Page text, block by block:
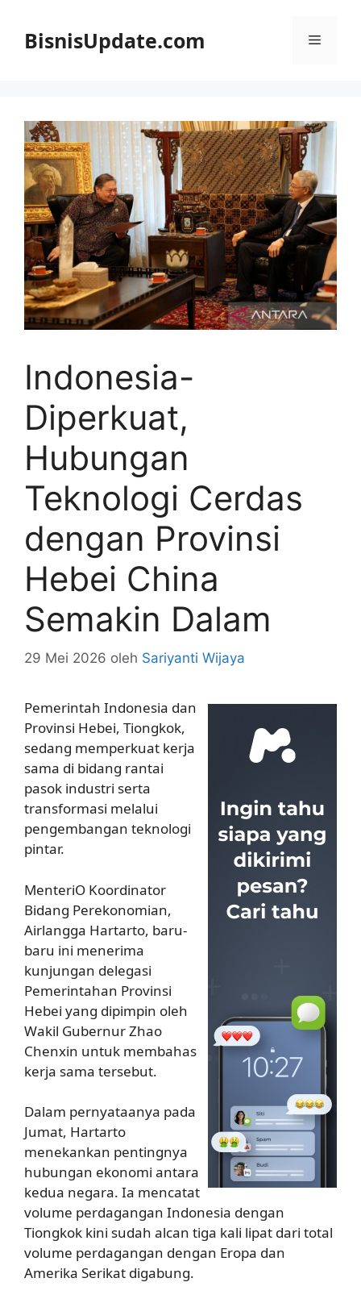
BisnisUpdate.com Menu
Indonesia-
Diperkuat,
Hubungan
Teknologi Cerdas
dengan Provinsi
Hebei China
Semakin Dalam
29 Mei 2026 oleh Sariyanti Wijaya
Pemerintah Indonesia dan
Provinsi Hebei, Tiongkok,
sedang memperkuat kerja
sama di bidang rantai
pasok industri serta
transformasi melalui
pengembangan teknologi
pintar.
MenteriO Koordinator
Bidang Perekonomian,
Airlangga Hartarto, baru-
baru ini menerima
kunjungan delegasi
Pemerintahan Provinsi
Hebei yang dipimpin oleh
Wakil Gubernur Zhao
Chenxin untuk membahas
kerja sama tersebut.
Dalam pernyataanya pada
Jumat, Hartarto
menekankan pentingnya
hubungan ekonomi antara
kedua negara. Ia mencatat
volume perdagangan Indonesia dengan
Tiongkok kini sudah alcan tiga kali lipat dari total
volume perdagangan dengan Eropa dan
Amerika Serikat digabung.